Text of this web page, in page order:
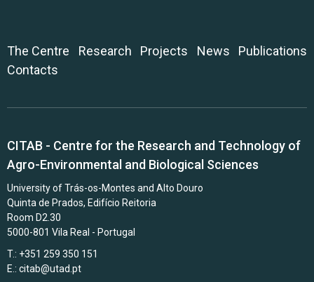
The Centre Research Projects News
Publications
Contacts
CITAB - Centre for the Research and Technology of
Agro-Environmental and Biological Sciences
University of Trás-os-Montes and Alto Douro
Quinta de Prados, Edifício Reitoria
Room D2.30
5000-801 Vila Real - Portugal
T.: +351 259 350 151
E.: citab@utad.pt